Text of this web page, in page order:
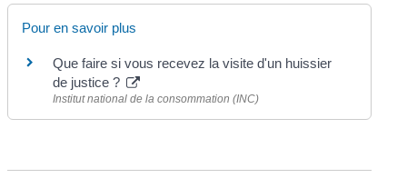
Pour en savoir plus
Que faire si vous recevez la visite d'un huissier
de justice ?
Institut national de la consommation (INC)